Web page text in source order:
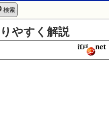
検索
やすく解説